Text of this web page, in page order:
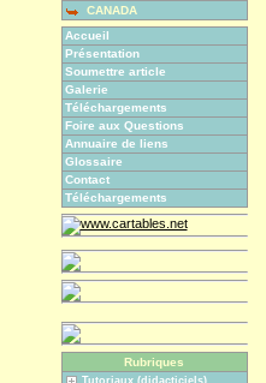
CANADA
Accueil
Présentation
Soumettre article
Galerie
Téléchargements
Foire aux Questions
Annuaire de liens
Glossaire
Contact
Téléchargements
Rubriques